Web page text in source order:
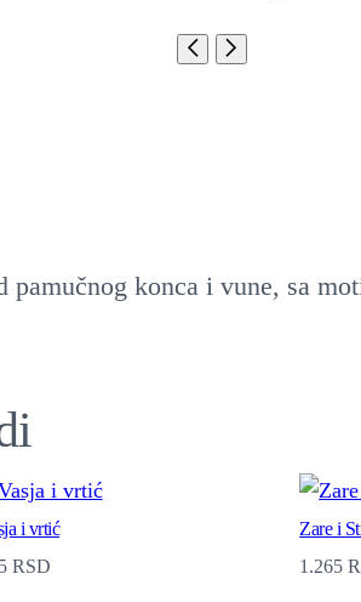
pamučnog konca i vune, sa
i vrtić
RSD
Zare i
1.265